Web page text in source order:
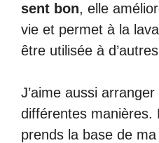
sent bon, elle
vie et permet à la
être utilisée à
J’aime aussi
différentes manières.
prends la base de